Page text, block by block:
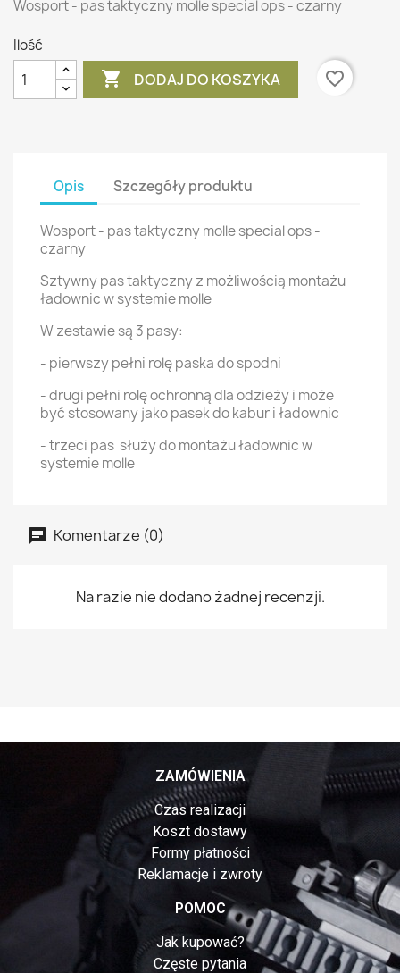
Wosport - pas taktyczny molle special ops - czarny
Ilość
 DODAJ DO KOSZYKA favorite_border
Opis Szczegóły produktu
Wosport - pas taktyczny molle special ops -
czarny
Sztywny pas taktyczny z możliwością montażu
ładownic w systemie molle
W zestawie są 3 pasy:
- pierwszy pełni rolę paska do spodni
- drugi pełni rolę ochronną dla odzieży i może
być stosowany jako pasek do kabur i ładownic
- trzeci pas służy do montażu ładownic w
systemie molle
Komentarze (0)
Na razie nie dodano żadnej recenzji.
ZAMÓWIENIA
Czas realizacji
Koszt dostawy
Formy płatności
Reklamacje i zwroty
POMOC
Jak kupować?
Częste pytania